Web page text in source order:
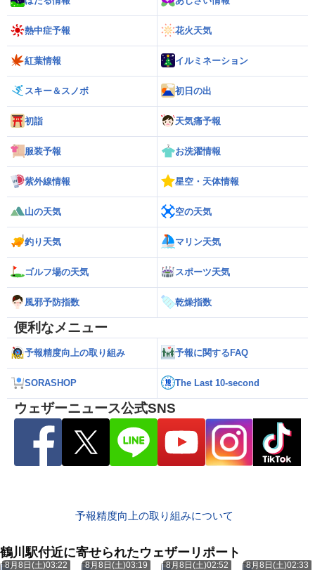
熱中症予報 花火天気
紅葉情報 イルミネーション
スキー＆スノボ 初日の出
初詣 天気痛予報
服装予報 お洗濯情報
紫外線情報 星空・天体情報
山の天気 空の天気
釣り天気 マリン天気
ゴルフ場の天気 スポーツ天気
風邪予防指数 乾燥指数
便利なメニュー
予報精度向上の取り組み 予報に関するFAQ
SORASHOP The Last 10-second
ウェザーニュース公式SNS
予報精度向上の取り組みについて
鶴川駅付近に寄せられたウェザーリポート
8月8日(土)03:22 8月8日(土)03:19 8月8日(土)02:52 8月8日(土)02:33